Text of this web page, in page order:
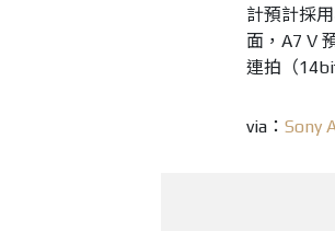
計預計採
面，A7 V
連拍（
via： Sony